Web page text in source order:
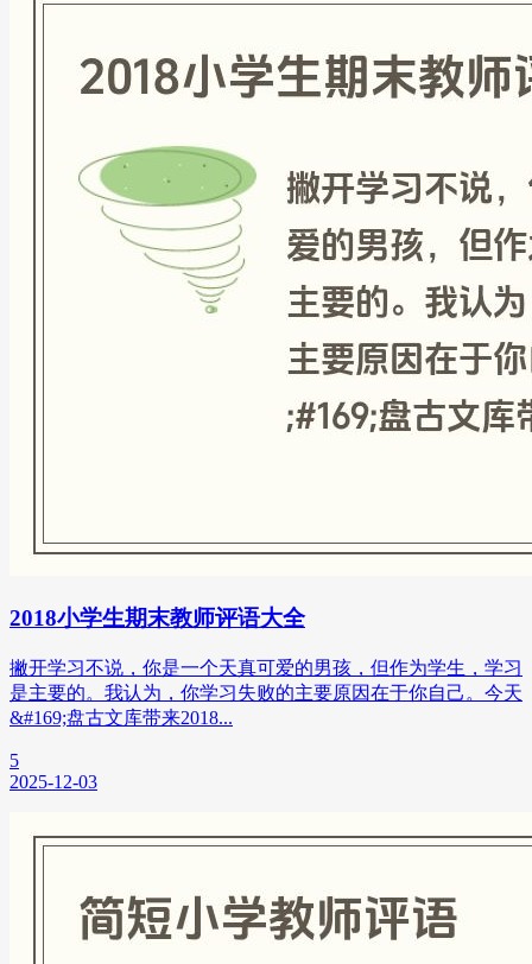
2018小学生期末教师评语大全
撇开学习不说，你是一个天真可爱的男孩，但作为学生，学习
是主要的。我认为，你学习失败的主要原因在于你自己。今天
&#169;盘古文库带来2018...
5
2025-12-03